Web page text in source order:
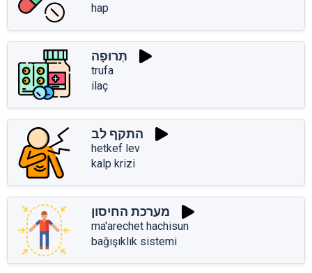
hap
תְּרוּפָה
trufa
ilaç
התקף לב
hetkef lev
kalp krizi
מערכת החיסון
ma'arechet hachisun
bağışıklık sistemi